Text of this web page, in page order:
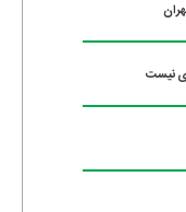
نیست